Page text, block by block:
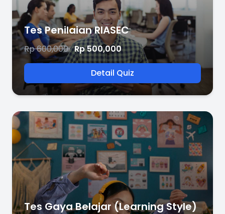
Tes Penilaian RIASEC
Rp 600,000 Rp 500,000
Detail Quiz
Tes Gaya Belajar (Learning Style)